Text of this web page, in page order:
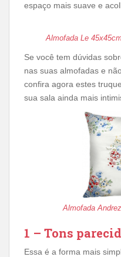
espaço mais suave e
Almofada Le
Se você tem dúvidas
nas suas almofadas e
confira agora estes
sua sala ainda mais
Almofada
1 – Tons
Essa é a forma mais